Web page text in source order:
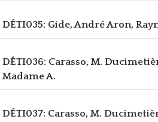
DÉTI035: Gide, AndréAron,
DÉTI036: Carasso, M.
Madame A.
DÉTI037: Carasso, M.